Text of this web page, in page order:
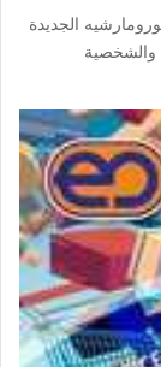
الجديدة
والشخصية